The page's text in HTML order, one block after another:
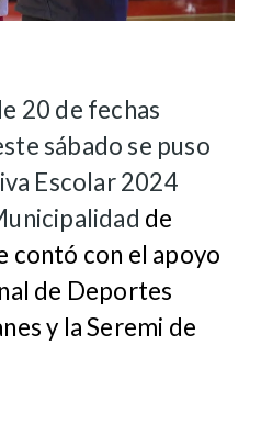
20 de fechas
sábado se puso
Escolar 2024
de
contó con el apoyo
de Deportes
y la Seremi de